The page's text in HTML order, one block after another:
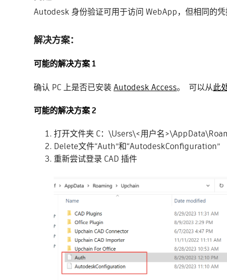
Autodesk 身份验证可用于访问 WebApp，但相同的凭
解决方案：
可能的解决方案 1
确认 PC 上是否已安装Autodesk Access。 可以从此
可能的解决方案 2
打开文件夹 C：\Users\<用户名
Delete文件“Auth”和“AutodeskConfiguration”
重新尝试登录 CAD 插件